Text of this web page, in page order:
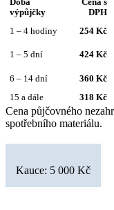
Doba
výpůjčky
Cena s
DPH
1 – 4 hodiny 254 Kč
1 – 5 dní 424 Kč
6 – 14 dní
360 Kč
15 a dále
318 Kč
Cena půjčovného
spotřebního materiálu.
Kauce: 5 000 Kč